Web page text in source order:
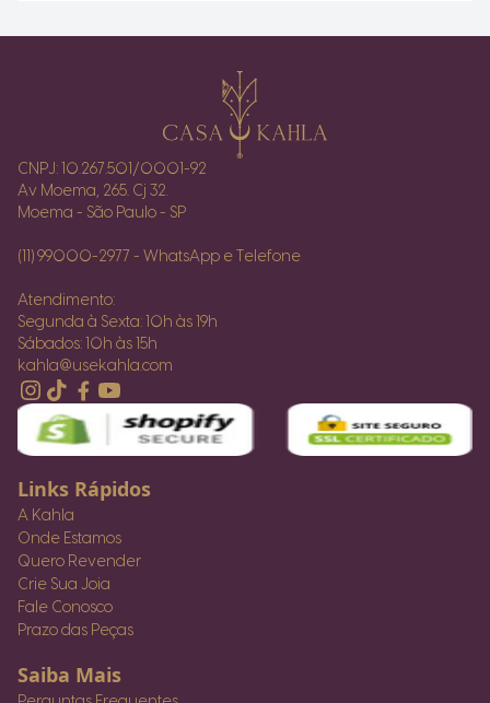
CNPJ: 10.267.501/0001-92
Av Moema, 265. Cj 32.
Moema - São Paulo - SP
(11) 99000-2977 - WhatsApp e Telefone
Atendimento:
Segunda à Sexta: 10h às 19h
Sábados: 10h às 15h
kahla@usekahla.com
Links Rápidos
A Kahla
Onde Estamos
Quero Revender
Crie Sua Joia
Fale Conosco
Prazo das Peças
Saiba Mais